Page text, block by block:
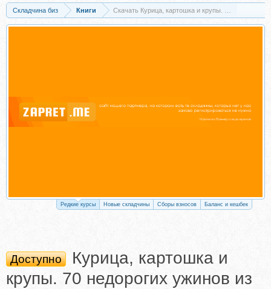
Складчина биз Книги Скачать Курица, картошка и крупы. 70 недорогих
Редкие курсы Новые складчины Сборы взносов Баланс и кешбек
Доступно
Курица, картошка и
крупы. 70 недорогих ужинов из